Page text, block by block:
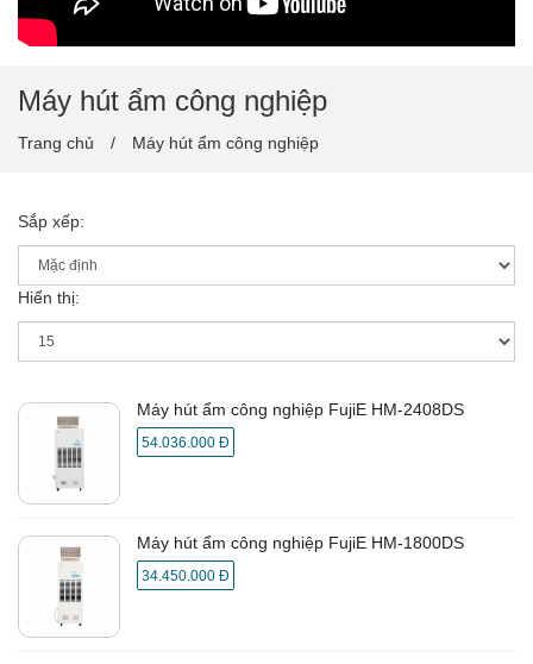
Máy hút ẩm công nghiệp
Trang chủ Máy hút ẩm công nghiệp
Sắp xếp:
Hiển thị:
Máy hút ẩm công nghiệp FujiE HM-2408DS
54.036.000 Đ
Máy hút ẩm công nghiệp FujiE HM-1800DS
34.450.000 Đ